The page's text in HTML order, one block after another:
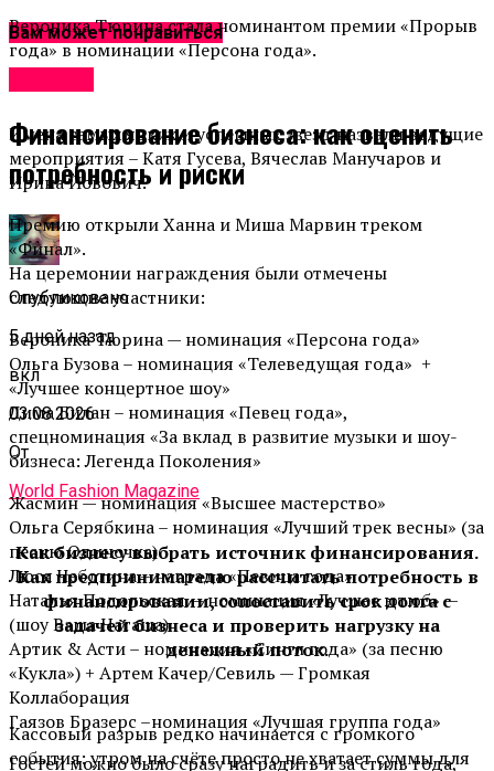
Вероника Тюрина стала номинантом премии «Прорыв
года» в номинации «Персона года».
Имена самых ярких и успешных звезд назвали ведущие
мероприятия – Катя Гусева, Вячеслав Манучаров и
Ирина Йовович.
Премию открыли Ханна и Миша Марвин треком
«Финал».
На церемонии награждения были отмечены
следующие участники:
Вероника Тюрина — номинация «Персона года»
Ольга Бузова – номинация «Телеведущая года» +
«Лучшее концертное шоу»
Дима Билан – номинация «Певец года»,
спецноминация «За вклад в развитие музыки и шоу-
бизнеса: Легенда Поколения»
Жасмин — номинация «Высшее мастерство»
Ольга Серябкина – номинация «Лучший трек весны» (за
песню Одиночка)
Люся Чеботина – награда «Певица года»
Наталья Подольская — номинация «Лучшее ютюб» —
(шоу Ваша Наташа)
Артик & Асти – номинация «Сингл года» (за песню
«Кукла») + Артем Качер/Севиль — Громкая
Коллаборация
Гаязов Бразерс –номинация «Лучшая группа года»
Гостей можно было сразу наградить и за стиль года,
Вам может понравиться
Финансирование бизнеса: как оценить
потребность и риски
Опубликовано
5 дней назад
вкл
03.08.2026
От
World Fashion Magazine
Как бизнесу выбрать источник финансирования.
Как предпринимателю рассчитать потребность в
финансировании, сопоставить срок долга с
задачей бизнеса и проверить нагрузку на
денежный поток.
Кассовый разрыв редко начинается с громкого
события: утром на счёте просто не хватает суммы для